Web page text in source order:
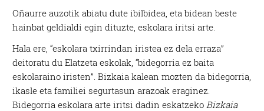
Oñaurre auzotik abiatu dute ibilbidea, eta bidean beste
hainbat geldialdi egin dituzte, eskolara iritsi arte.
Hala ere, “eskolara txirrindan iristea ez dela erraza”
deitoratu du Elatzeta eskolak, “bidegorria ez baita
eskolaraino iristen”. Bizkaia kalean mozten da bidegorria,
ikasle eta familiei segurtasun arazoak eraginez.
Bidegorria eskolara arte iritsi dadin eskatzeko Bizkaia